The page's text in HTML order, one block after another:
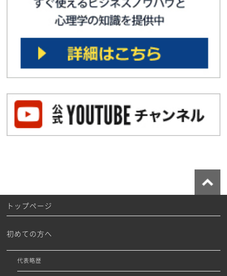
トップページ
初めての方へ
代表略歴